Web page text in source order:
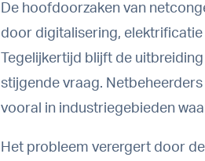
De hoofdoorzaken van
door digitalisering,
Tegelijkertijd blijft de
stijgende vraag.
vooral in industriegebieden
Het probleem verergert door